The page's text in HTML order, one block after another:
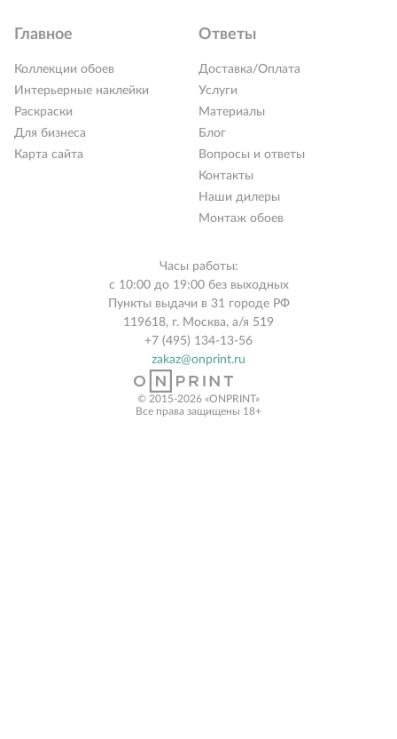
Главное
Коллекции обоев
Интерьерные наклейки
Раскраски
Для бизнеса
Карта сайта
Ответы
Доставка/Оплата
Услуги
Материалы
Блог
Вопросы и ответы
Контакты
Наши дилеры
Монтаж обоев
Часы работы:
с 10:00 до 19:00 без выходных
Пункты выдачи в 31 городе РФ
119618, г. Москва, а/я 519
+7 (495) 134-13-56
zakaz@onprint.ru
© 2015-2026 «ONPRINT»
Все права защищены 18+‎